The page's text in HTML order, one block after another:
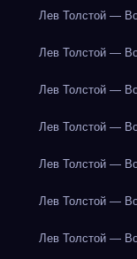
Лев Толстой —
Лев Толстой —
Лев Толстой —
Лев Толстой —
Лев Толстой —
Лев Толстой —
Лев Толстой —